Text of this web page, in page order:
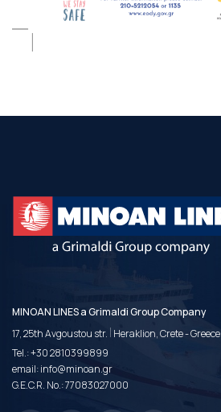
MINOAN LINES a Grimaldi Group Company
17, 25th Avgoustou str. | Heraklion, Crete - Greece
Tel.:+30 2810399899
email:info@minoan.gr
G.E.C.R. No.: 77083027000